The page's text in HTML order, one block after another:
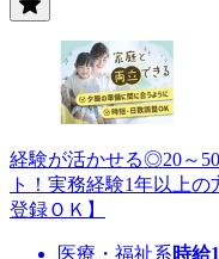
経験が活かせる◎20～
ト！実務経験1年以上
登録ＯＫ】
医療・福祉系時給